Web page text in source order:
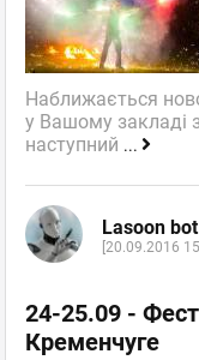
Наближається
у Вашому закладі
наступний ...
Lasoon bot
[20.09.2016
24-25.09 -
Кременчуге